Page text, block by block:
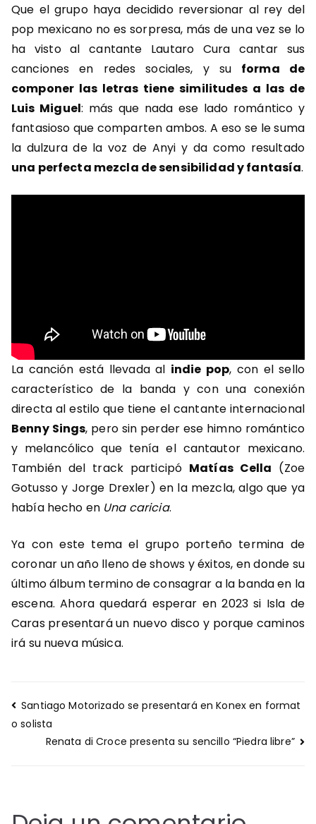
Que el grupo haya decidido reversionar al rey del
pop mexicano no es sorpresa, más de una vez se lo
ha visto al cantante Lautaro Cura cantar sus
canciones en redes sociales, y su forma de
componer las letras tiene similitudes a las de
Luis Miguel: más que nada ese lado romántico y
fantasioso que comparten ambos. A eso se le suma
la dulzura de la voz de Anyi y da como resultado
una perfecta mezcla de sensibilidad y fantasía.
La canción está llevada al indie pop, con el sello
característico de la banda y con una conexión
directa al estilo que tiene el cantante internacional
Benny Sings, pero sin perder ese himno romántico
y melancólico que tenía el cantautor mexicano.
También del track participó Matías Cella (Zoe
Gotusso y Jorge Drexler) en la mezcla, algo que ya
había hecho en Una caricia.
Ya con este tema el grupo porteño termina de
coronar un año lleno de shows y éxitos, en donde su
último álbum termino de consagrar a la banda en la
escena. Ahora quedará esperar en 2023 si Isla de
Caras presentará un nuevo disco y porque caminos
irá su nueva música.
Navegación
de
entradas
Santiago Motorizado se presentará en Konex en format
o solista
Renata di Croce presenta su sencillo “Piedra libre”